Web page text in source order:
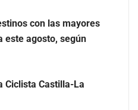
con las mayores
este agosto, según
Ciclista Castilla-La